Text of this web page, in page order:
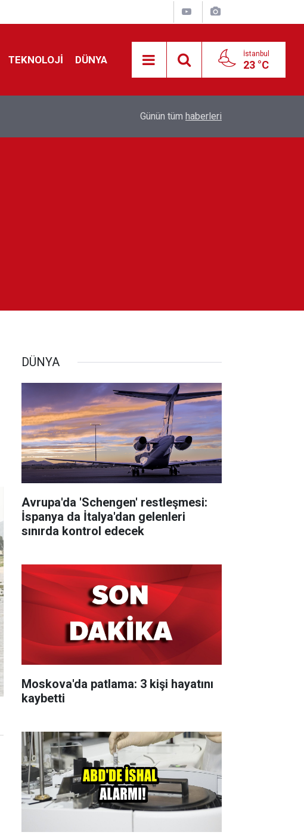
TEKNOLOJİ DÜNYA İstanbul
23 °C
kontrol edecek
Günün tüm haberleri
DÜNYA
Avrupa'da 'Schengen' restleşmesi:
İspanya da İtalya'dan gelenleri
sınırda kontrol edecek
Moskova'da patlama: 3 kişi hayatını
kaybetti